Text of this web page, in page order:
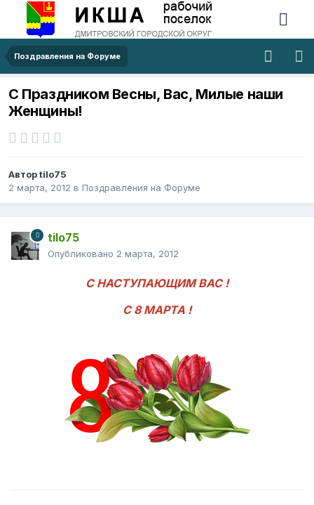
Поздравления на Форуме
С Праздником Весны, Вас, Милые наши
Женщины!
Авторtilo75
2 марта, 2012 в Поздравления на Форуме
tilo75
Опубликовано 2 марта, 2012
С НАСТУПАЮЩИМ ВАС !
С 8 МАРТА !